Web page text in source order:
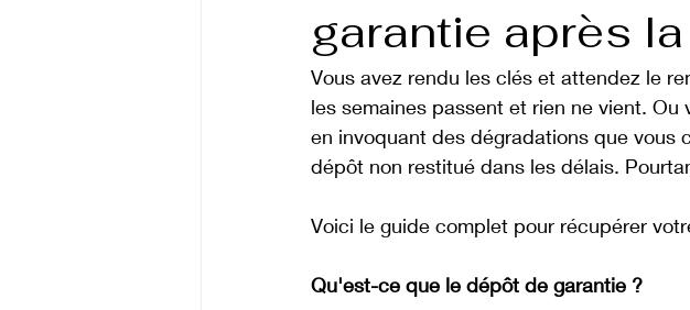
Successions Procédure civile
garantie après
Vous avez rendu les clés et attendez le
les semaines passent et rien ne vient.
en invoquant des dégradations que vous
dépôt non restitué dans les délais.
Voici le guide complet pour récupérer
Qu'est-ce que le dépôt de garantie ?